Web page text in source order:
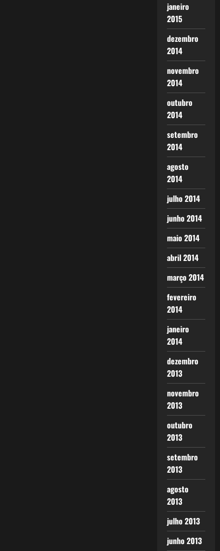
janeiro
2015
dezembro
2014
novembro
2014
outubro
2014
setembro
2014
agosto
2014
julho 2014
junho 2014
maio 2014
abril 2014
março 2014
fevereiro
2014
janeiro
2014
dezembro
2013
novembro
2013
outubro
2013
setembro
2013
agosto
2013
julho 2013
junho 2013